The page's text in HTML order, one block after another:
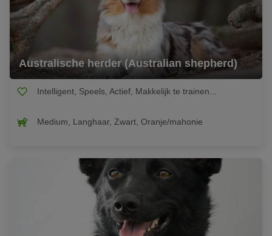
Australische herder (Australian shepherd)
Intelligent, Speels, Actief, Makkelijk te trainen...
Medium, Langhaar, Zwart, Oranje/mahonie